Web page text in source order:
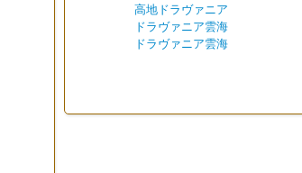
高地ドラヴァニア
ドラヴァニア雲海
ドラヴァニア雲海